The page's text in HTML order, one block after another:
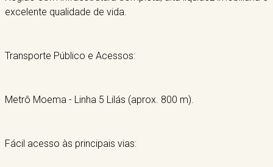
excelente qualidade de vida.
Transporte Público e Acessos:
Metrô Moema - Linha 5 Lilás (aprox. 800 m).
Fácil acesso às principais vias: